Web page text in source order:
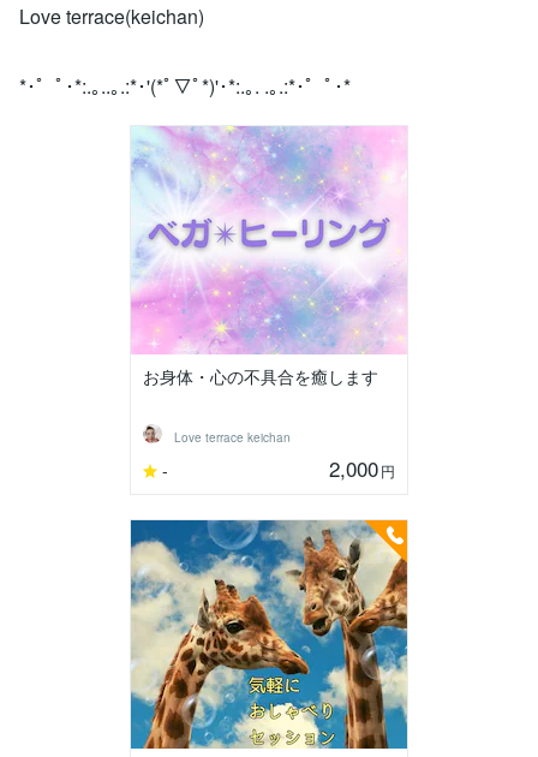
Love terrace(keichan)
*･゜ﾟ･*:.｡..｡.:*･'(*ﾟ▽ﾟ*)'･*:.｡. .｡.:*･゜ﾟ･*
お身体・心の不具合を癒します
Love terrace keichan
- 2,000円